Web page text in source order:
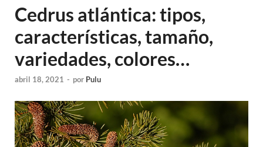
Cedrus atlántica: tipos,
características, tamaño,
variedades, colores…
abril 18, 2021 - por Pulu